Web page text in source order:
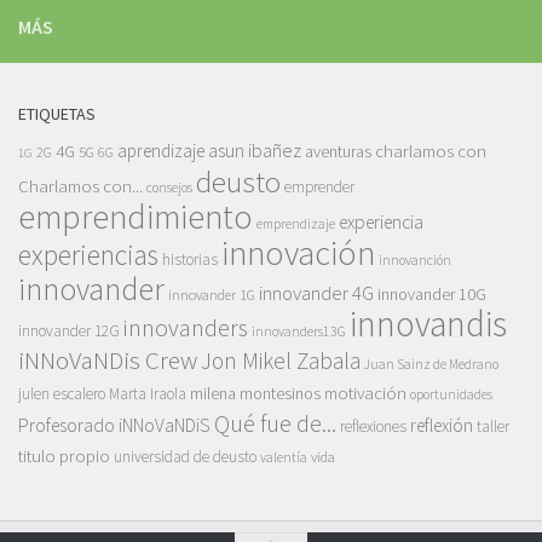
MÁS
ETIQUETAS
1G 2G 4G 5G 6G aprendizaje asun ibañez aventuras charlamos con
Charlamos con... consejos deusto emprender
emprendimiento emprendizaje experiencia
experiencias historias innovación innovanción
innovander innovander 1G innovander 4G innovander 10G
innovander 12G innovanders innovanders13G innovandis
iNNoVaNDis CrewJon Mikel Zabala Juan Sainz de Medrano
julen escalero Marta Iraola milena montesinos motivación oportunidades
Profesorado iNNoVaNDiS Qué fue de... reflexiones reflexión taller
titulo propio universidad de deusto valentía vida